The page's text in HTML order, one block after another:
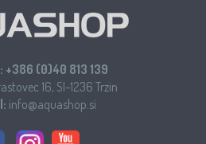
+386 (0)40 813 139
16, SI-1236 Trzin
info@aquashop.si